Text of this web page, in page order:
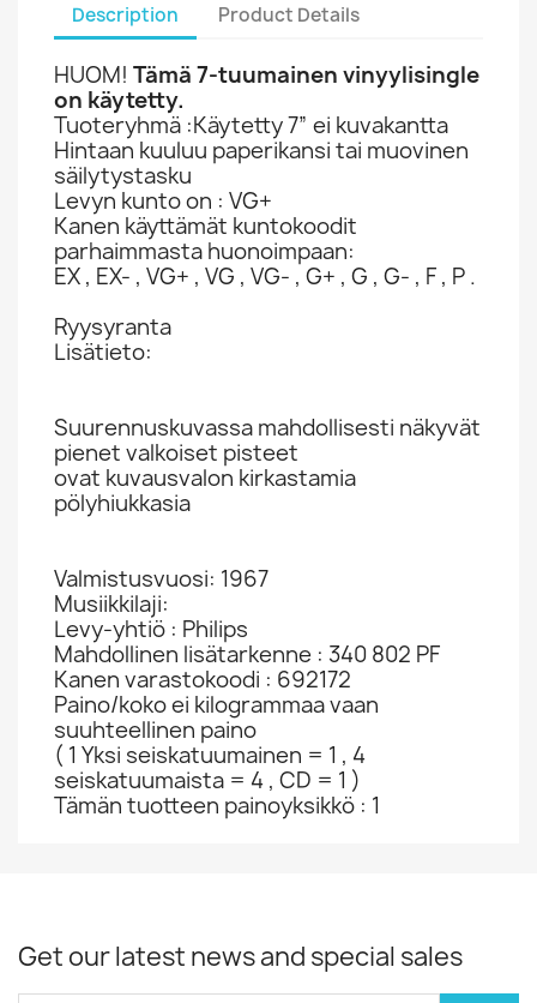
Description Product Details
HUOM! Tämä 7-tuumainen vinyylisingle
on käytetty.
Tuoteryhmä :Käytetty 7” ei kuvakantta
Hintaan kuuluu paperikansi tai muovinen
säilytystasku
Levyn kunto on : VG+
Kanen käyttämät kuntokoodit
parhaimmasta huonoimpaan:
EX , EX- , VG+ , VG , VG- , G+ , G , G- , F , P .
Ryysyranta
Lisätieto:
Suurennuskuvassa mahdollisesti näkyvät
pienet valkoiset pisteet
ovat kuvausvalon kirkastamia
pölyhiukkasia
Valmistusvuosi: 1967
Musiikkilaji:
Levy-yhtiö : Philips
Mahdollinen lisätarkenne : 340 802 PF
Kanen varastokoodi : 692172
Paino/koko ei kilogrammaa vaan
suuhteellinen paino
( 1 Yksi seiskatuumainen = 1 , 4
seiskatuumaista = 4 , CD = 1 )
Tämän tuotteen painoyksikkö : 1
Get our latest news and special sales